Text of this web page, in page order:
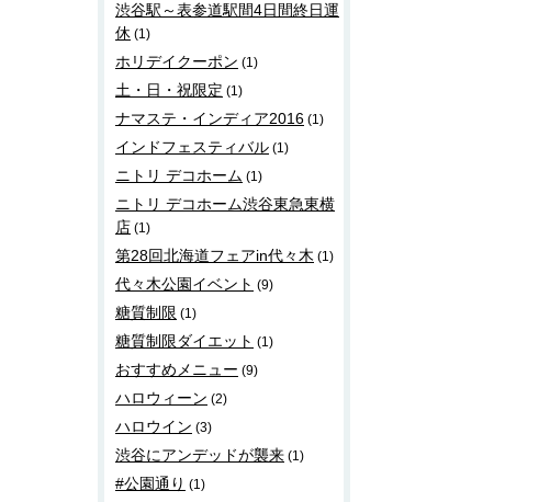
渋谷駅～表参道駅間4日間終日運
休 (1)
ホリデイクーポン (1)
土・日・祝限定 (1)
ナマステ・インディア2016 (1)
インドフェスティバル (1)
ニトリ デコホーム (1)
ニトリ デコホーム渋谷東急東横
店 (1)
第28回北海道フェアin代々木 (1)
代々木公園イベント (9)
糖質制限 (1)
糖質制限ダイエット (1)
おすすめメニュー (9)
ハロウィーン (2)
ハロウイン (3)
渋谷にアンデッドが襲来 (1)
#公園通り (1)